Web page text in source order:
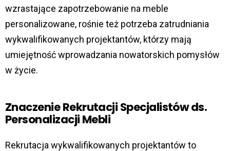
wzrastające zapotrzebowanie na meble
personalizowane, rośnie też potrzeba zatrudniania
wykwalifikowanych projektantów, którzy mają
umiejętność wprowadzania nowatorskich pomysłów
w życie.
Znaczenie Rekrutacji Specjalistów ds.
Personalizacji Mebli
Rekrutacja wykwalifikowanych projektantów to